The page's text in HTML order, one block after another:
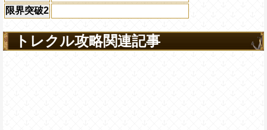
限界突破2
トレクル攻略関連記事